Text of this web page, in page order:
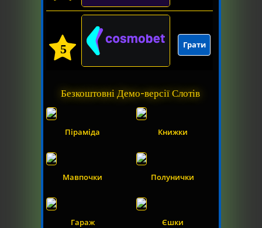
5 Грати
Безкоштовні Демо-версії Слотів
Піраміда Книжки
Мавпочки Полунички
Гараж Єшки